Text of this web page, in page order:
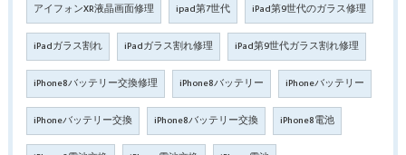
アイフォンXR液晶画面修理 ipad第7世代 iPad第9世代のガラス修理
iPadガラス割れ iPadガラス割れ修理 iPad第9世代ガラス割れ修理
iPhone8バッテリー交換修理 iPhone8バッテリー iPhoneバッテリー
iPhoneバッテリー交換 iPhone8バッテリー交換 iPhone8電池